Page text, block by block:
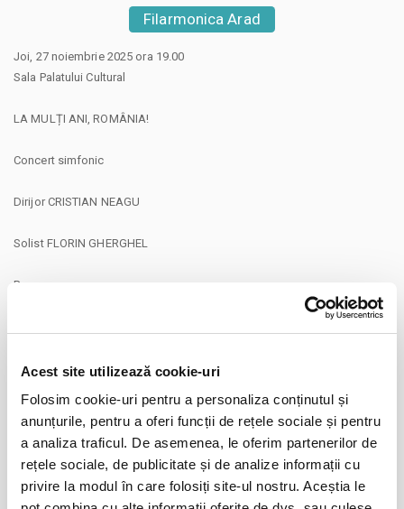
Acest site utilizează cookie-uri
Folosim cookie-uri pentru a personaliza conținutul și
anunțurile, pentru a oferi funcții de rețele sociale și pentru
a analiza traficul. De asemenea, le oferim partenerilor de
rețele sociale, de publicitate și de analize informații cu
privire la modul în care folosiți site-ul nostru. Aceștia le
Filarmonica Arad
Joi, 27 noiembrie 2025 ora 19.00
Sala Palatului Cultural
LA MULȚI ANI, ROMÂNIA!
Concert simfonic
Dirijor CRISTIAN NEAGU
Solist FLORIN GHERGHEL
Program
Constantin Dimitrescu Dans țărănesc
Ciprian Porumbescu Balada pentru vioară și orchestră
Grigoraș Dinicu Hora staccato
Mircea Chiriac Serenada
Tiberiu Olah Suita din muzica filmului Mihai Viteazul - selecțiuni
Îi închinăm României o seară de capodopere simfonice, bijuterii sonore
CONTINUARE
Distribuie aceasta pagina